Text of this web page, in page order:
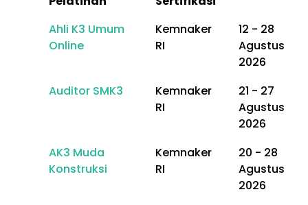
Ahli K3 Umum
Online
Kemnaker
RI
12 - 28
Agustus
2026
Auditor SMK3
Kemnaker
RI
21 - 27
Agustus
2026
AK3 Muda
Konstruksi
Kemnaker
RI
20 - 28
Agustus
2026